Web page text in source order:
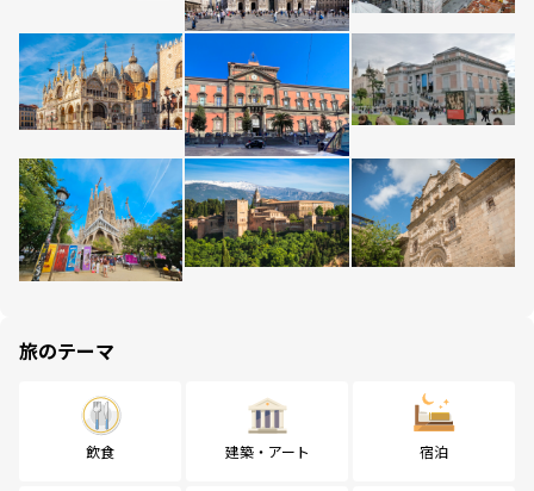
旅のテーマ
飲食 建築・アート 宿泊